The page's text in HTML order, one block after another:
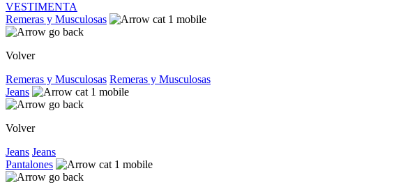
VESTIMENTA
Remeras y Musculosas
Volver
Remeras y Musculosas Remeras y Musculosas
Jeans
Volver
Jeans Jeans
Pantalones